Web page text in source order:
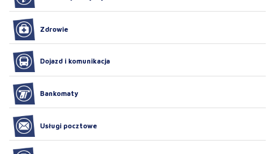
Zdrowie
Dojazd i komunikacja
Bankomaty
Usługi pocztowe